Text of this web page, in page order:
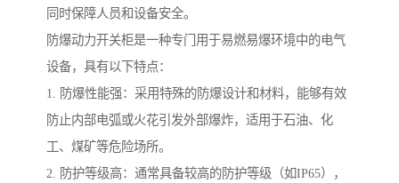
同时保障人员和设备安全。
防爆动力开关柜是一种专门用于易燃易爆环境中的电气
设备，具有以下特点：
1. 防爆性能强：采用特殊的防爆设计和材料，能够有效
防止内部电弧或火花引发外部爆炸，适用于石油、化
工、煤矿等危险场所。
2. 防护等级高：通常具备较高的防护等级（如IP65），